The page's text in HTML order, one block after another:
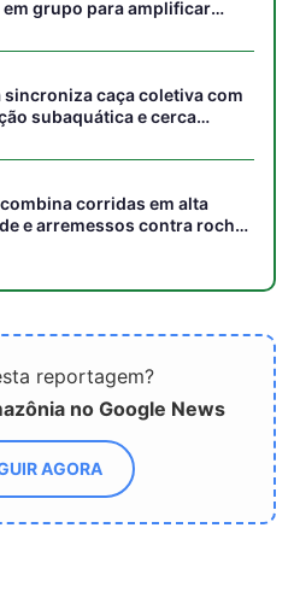
no Google News
ONU: Terra aquecerá até
2,9°C, mesmo com as
atuais promessas